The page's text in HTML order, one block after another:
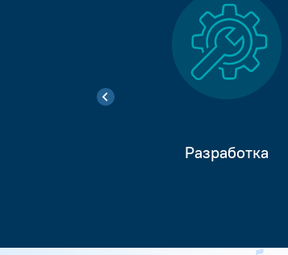
Разработка